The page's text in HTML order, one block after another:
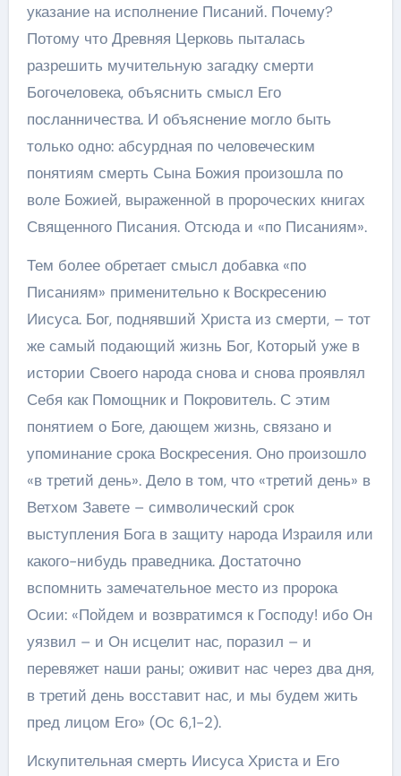
указание на исполнение Писаний. Почему?
Потому что Древняя Церковь пыталась
разрешить мучительную загадку смерти
Богочеловека, объяснить смысл Его
посланничества. И объяснение могло быть
только одно: абсурдная по человеческим
понятиям смерть Сына Божия произошла по
воле Божией, выраженной в пророческих книгах
Священного Писания. Отсюда и «по Писаниям».
Тем более обретает смысл добавка «по
Писаниям» применительно к Воскресению
Иисуса. Бог, поднявший Христа из смерти, – тот
же самый подающий жизнь Бог, Который уже в
истории Своего народа снова и снова проявлял
Себя как Помощник и Покровитель. С этим
понятием о Боге, дающем жизнь, связано и
упоминание срока Воскресения. Оно произошло
«в третий день». Дело в том, что «третий день» в
Ветхом Завете – символический срок
выступления Бога в защиту народа Израиля или
какого-нибудь праведника. Достаточно
вспомнить замечательное место из пророка
Осии: «Пойдем и возвратимся к Господу! ибо Он
уязвил – и Он исцелит нас, поразил – и
перевяжет наши раны; оживит нас через два дня,
в третий день восставит нас, и мы будем жить
пред лицом Его» (Ос 6,1-2).
Искупительная смерть Иисуса Христа и Его